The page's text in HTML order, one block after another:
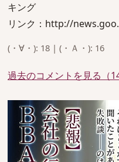
キング
リンク：http://
(・∀・): 18 | (・Ａ・): 16
過去のコメントを見る（14